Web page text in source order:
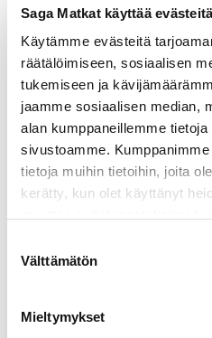
Saga Matkat käyttää
Käytämme evästeitä
räätälöimiseen, sosiaalisen
tukemiseen ja
jaamme sosiaalisen median,
alan kumppaneillemme
sivustoamme.
tietoja muihin tietoihin, joita
kerätty, kun olet käyttänyt
valinta
Välttämätön
Mieltymykset
Päivä 4. Napapiiri ja
Laiva ylittää napapiirin
kylän läheisyydessä
suurin jäätikkö,
järjestää retkiä. Illalla
jotka tunnetaan
majesteettisten
kuvankauniista
upeaan luontoon ja
tai varustamon retkien
pysähdytään Trollfjord